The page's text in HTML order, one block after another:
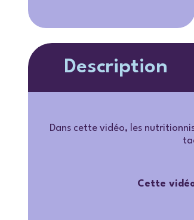
Description
Dans cette vidéo, les
Cette